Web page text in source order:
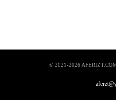
© 2021-2026